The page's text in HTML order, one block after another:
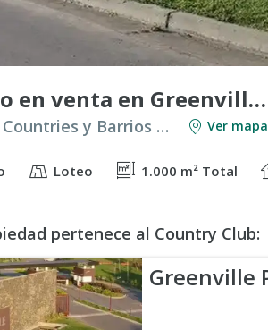
Terreno en venta en Greenville Polo & Resort
Venta en Countries y Barrios Cerrados en Berazategui Ver mapa
Loteo 1.000 m² Total
pertenece al Country Club: